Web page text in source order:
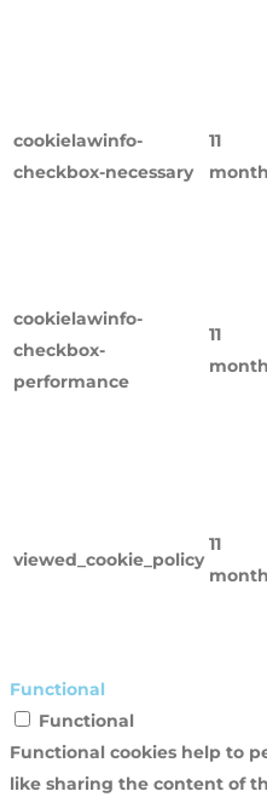
cookielawinfo-
checkbox-necessary
11
cookielawinfo-
checkbox-
performance
11
viewed_cookie_policy
11
Functional
Functional
Functional cookies help to
like sharing the content of